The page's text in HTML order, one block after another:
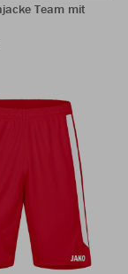
Team mit